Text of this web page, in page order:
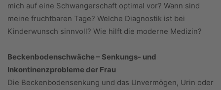
mich auf eine Schwangerschaft optimal vor? Wann sind
meine fruchtbaren Tage? Welche Diagnostik ist bei
Kinderwunsch sinnvoll? Wie hilft die moderne Medizin?
Beckenbodenschwäche – Senkungs- und
Inkontinenzprobleme der Frau
Die Beckenbodensenkung und das Unvermögen, Urin oder